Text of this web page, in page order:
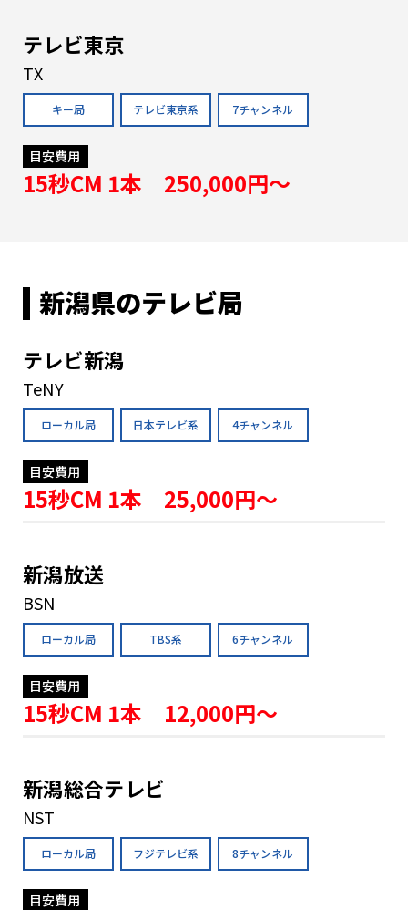
テレビ東京
TX
キー局 テレビ東京系 7チャンネル
目安費用
15秒CM 1本 250,000円〜
新潟県のテレビ局
テレビ新潟
TeNY
ローカル局 日本テレビ系 4チャンネル
目安費用
15秒CM 1本 25,000円〜
新潟放送
BSN
ローカル局 TBS系 6チャンネル
目安費用
15秒CM 1本 12,000円〜
新潟総合テレビ
NST
ローカル局 フジテレビ系 8チャンネル
目安費用